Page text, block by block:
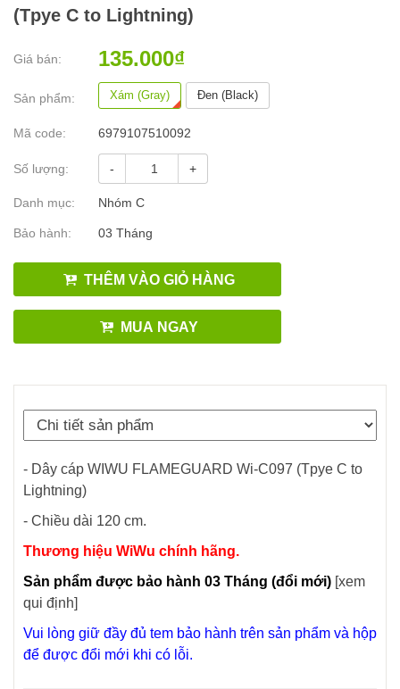
(Tpye C to Lightning)
Giá bán: 135.000₫
Sản phẩm: Xám (Gray) Đen (Black)
Mã code: 6979107510092
Số lượng: - +
Danh mục: Nhóm C
Bảo hành: 03 Tháng
THÊM VÀO GIỎ HÀNG
MUA NGAY
- Dây cáp WIWU FLAMEGUARD Wi-C097 (Tpye C to
Lightning)
- Chiều dài 120 cm.
Thương hiệu WiWu chính hãng.
Sản phẩm được bảo hành 03 Tháng (đổi mới) [xem
qui định]
Vui lòng giữ đầy đủ tem bảo hành trên sản phẩm và hộp
để được đổi mới khi có lỗi.